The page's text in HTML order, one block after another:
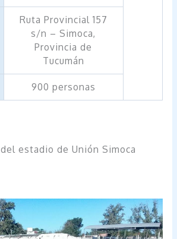
Ruta Provincial 157
s/n – Simoca,
Provincia de
Tucumán
900 personas
estadio de Unión Simoca